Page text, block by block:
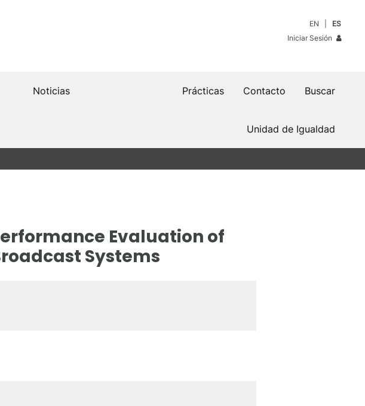
EN
ES
Iniciar Sesión
Buscar
Contacto
Prácticas
Noticias
Unidad de Igualdad
Evaluation of
Systems